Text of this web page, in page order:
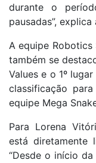
durante o
pausadas”,
A equipe Robotics
também se
Values e o 1º
classificação
equipe Mega
Para Lorena
está diretamente
“Desde o início